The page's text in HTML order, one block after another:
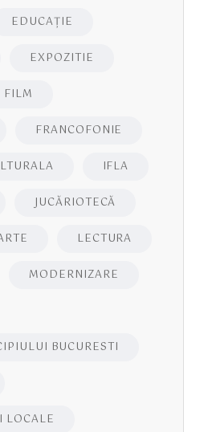
EDUCAŢIE
EXPOZITIE
FILM
FRANCOFONIE
IFLA
JUCĂRIOTECĂ
LECTURA
MODERNIZARE
BUCURESTI
LOCALE